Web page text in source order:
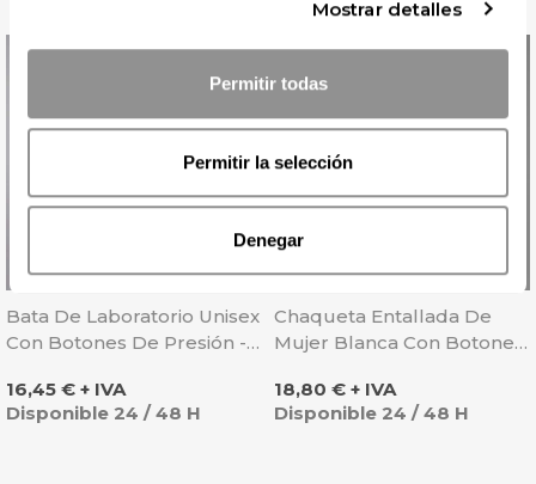
Mostrar detalles
Permitir todas
Permitir la selección
Denegar
Bata De Laboratorio Unisex
Con Botones De Presión -
Precio
16,45 € + IVA
Disponible 24 / 48 H
Chaqueta Entallada De
Mujer Blanca Con Botones
Precio
18,80 € + IVA
Disponible 24 / 48 H